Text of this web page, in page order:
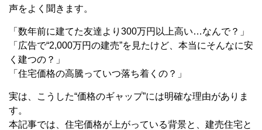
声をよく聞きます。
「数年前に建てた友達より300万円以上高い…なんで？」
「広告で“2,000万円の建売”を見たけど、本当にそんなに安
く建つの？」
「住宅価格の高騰っていつ落ち着くの？」
実は、こうした“価格のギャップ”には明確な理由がありま
す。
本記事では、住宅価格が上がっている背景と、建売住宅と